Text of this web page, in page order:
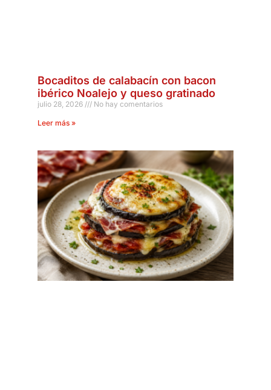
Bocaditos de calabacín con bacon
ibérico Noalejo y queso gratinado
julio 28, 2026 No hay comentarios
Leer más »